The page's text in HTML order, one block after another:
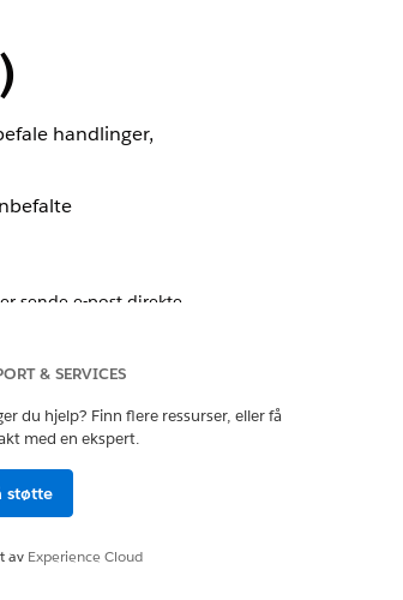
handlinger,
sende e-post direkte
en anbefaling ikke er
komponenten
over den. En
viser ikke
& SERVICES
du hjelp? Finn flere ressurser, eller få
med en ekspert.
støtte
av Experience Cloud